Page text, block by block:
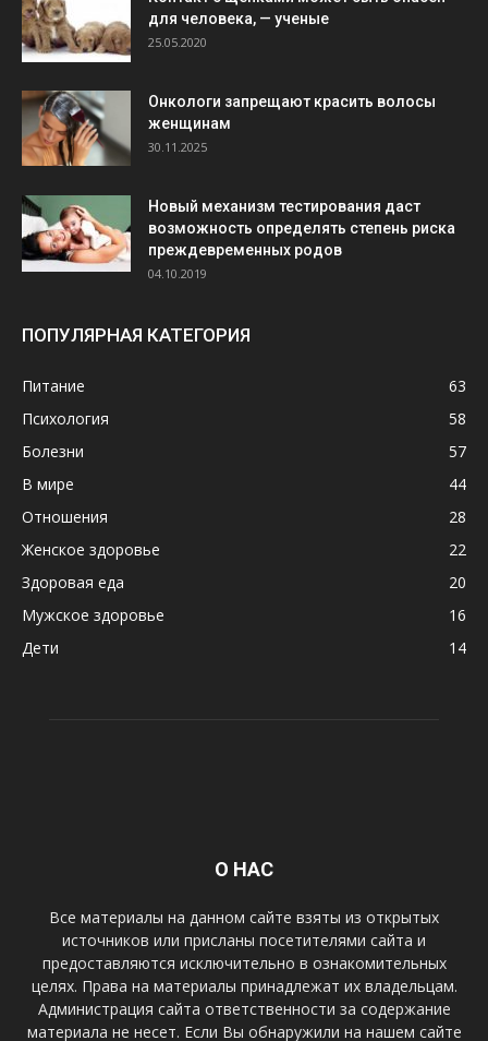
для человека, — ученые
25.05.2020
Онкологи запрещают красить волосы
женщинам
30.11.2025
Новый механизм тестирования даст
возможность определять степень риска
преждевременных родов
04.10.2019
ПОПУЛЯРНАЯ КАТЕГОРИЯ
Питание
63
Психология
58
Болезни
57
В мире
44
Отношения
28
Женское здоровье
22
Здоровая еда
20
Мужское здоровье
16
Дети
14
О НАС
Все материалы на данном сайте взяты из открытых
источников или присланы посетителями сайта и
предоставляются исключительно в ознакомительных
целях. Права на материалы принадлежат их владельцам.
Администрация сайта ответственности за содержание
материала не несет. Если Вы обнаружили на нашем сайте